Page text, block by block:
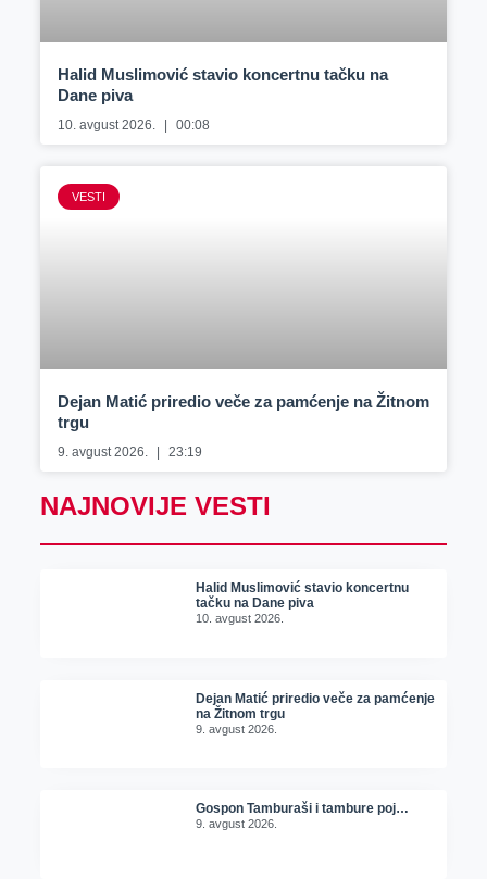
Halid Muslimović stavio koncertnu tačku na
Dane piva
10. avgust 2026. 00:08
VESTI
Dejan Matić priredio veče za pamćenje na Žitnom
trgu
9. avgust 2026. 23:19
NAJNOVIJE VESTI
Halid Muslimović stavio koncertnu
tačku na Dane piva
10. avgust 2026.
Dejan Matić priredio veče za pamćenje
na Žitnom trgu
9. avgust 2026.
Gospon Tamburaši i tambure poj…
9. avgust 2026.